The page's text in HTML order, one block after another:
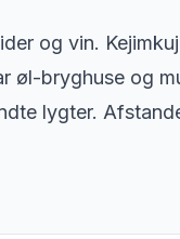
og vin.
øl-bryghuse og
lygter.